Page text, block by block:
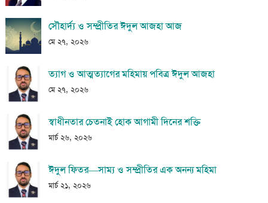
সৌহার্দ্য ও সম্প্রীতির ঈদুল আজহা আজ
মে ২৭, ২০২৬
ত্যাগ ও আত্মত্যাগের মহিমায় পবিত্র ঈদুল আজহা
মে ২৭, ২০২৬
স্বাধীনতার চেতনাই হোক আগামী দিনের শক্তি
মার্চ ২৬, ২০২৬
ঈদুল ফিতর—সাম্য ও সম্প্রীতির এক অনন্য মহিমা
মার্চ ২১, ২০২৬